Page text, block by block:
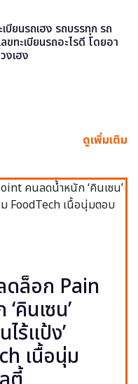
บียนรถเฮง รถบรรทุก รถ
ขทะเบียนรถอะไรดี โดยอา
งเฮง
ดูเพิ่มเติม
ดล็อก Pain
คินเซน’
ไร้แป้ง’
เนื้อนุ่ม